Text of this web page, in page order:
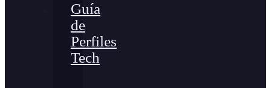
Guía
de
Perfiles
Tech